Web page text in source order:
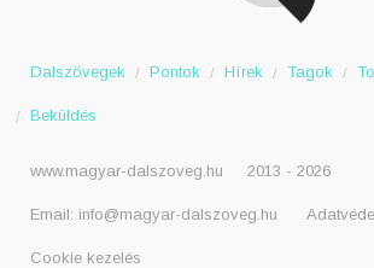
Dalszövegek Pontok Hírek Tagok
Beküldés
www.magyar-dalszoveg.hu 2013 - 2026
Email: info@magyar-dalszoveg.hu
Cookie kezelés